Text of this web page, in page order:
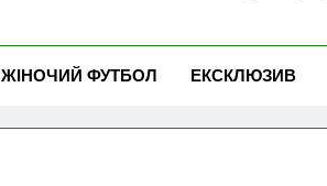
ЖІНОЧИЙ ФУТБОЛ ЕКСКЛЮЗИВ